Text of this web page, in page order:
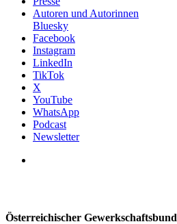
Autoren und Autorinnen
Bluesky
Facebook
Instagram
LinkedIn
TikTok
X
YouTube
WhatsApp
Podcast
Newsletter
Österreichischer Gewerkschaftsbund